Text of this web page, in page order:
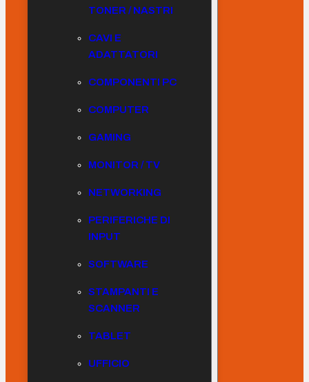
TONER / NASTRI
CAVI E
ADATTATORI
COMPONENTI PC
COMPUTER
GAMING
MONITOR / TV
NETWORKING
PERIFERICHE DI
INPUT
SOFTWARE
STAMPANTI E
SCANNER
TABLET
UFFICIO